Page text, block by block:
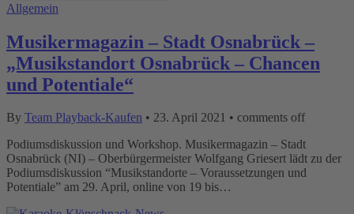
Allgemein
Musikermagazin – Stadt Osnabrück –
„Musikstandort Osnabrück – Chancen
und Potentiale“
By Team Playback-Kaufen • 23. April 2021 • comments off
Podiumsdiskussion und Workshop. Musikermagazin – Stadt
Osnabrück (NI) – Oberbürgermeister Wolfgang Griesert lädt zu der
Podiumsdiskussion “Musikstandorte – Voraussetzungen und
Potentiale” am 29. April, online von 19 bis…